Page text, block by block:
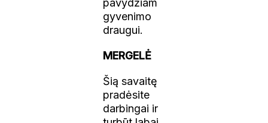
gyvenimo
draugui.
MERGELĖ
Šią savaitę
pradėsite
darbingai ir